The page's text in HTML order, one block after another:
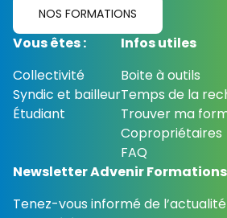
NOS FORMATIONS
Vous êtes :
Collectivité
Syndic et bailleur
Étudiant
Infos utiles
Boite à outils
Temps de la
Trouver ma
Copropriétaires
FAQ
Newsletter Advenir Formations
Tenez-vous informé de